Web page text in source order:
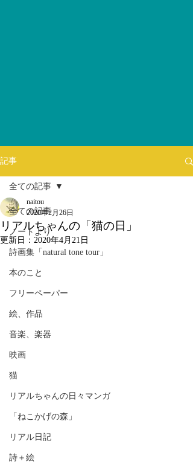
記事
全ての記事
ノートより
詩画集「natural tone tour」
本のこと
フリーペーパー
絵、作品
音楽、楽器
映画
猫
リアルちゃんの日々マンガ
「ねこかげの森」
リアル日記
詩＋絵
全ての記事
リアルちゃんの「猫の日」
naitou
2020年2月26日
更新日： 2020年4月21日